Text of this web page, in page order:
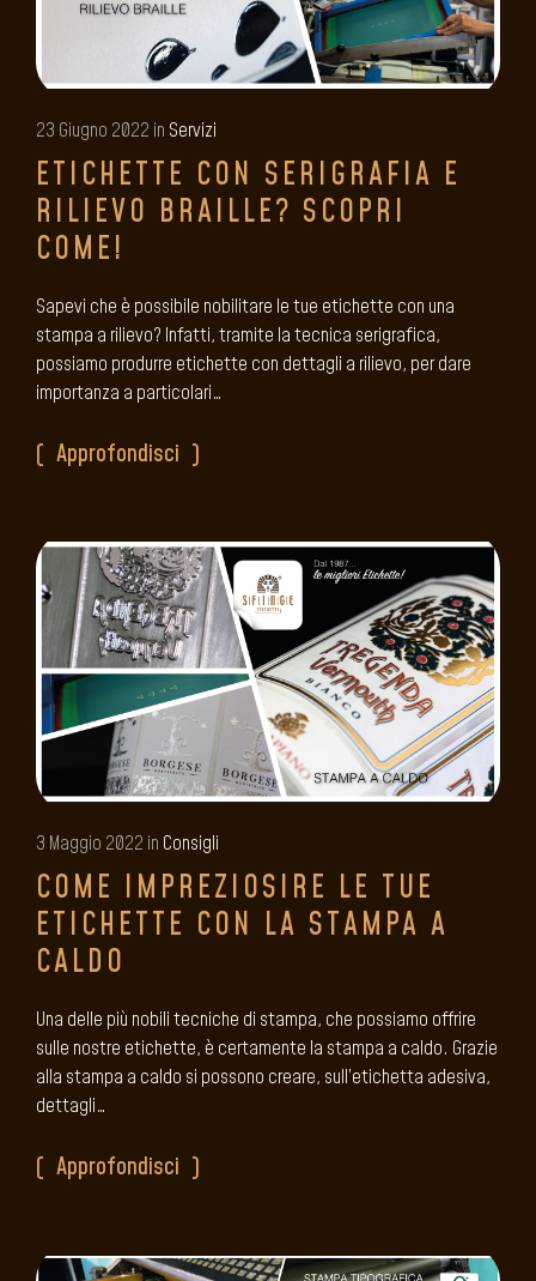
23 Giugno 2022 in Servizi
ETICHETTE CON SERIGRAFIA E
RILIEVO BRAILLE? SCOPRI
COME!
Sapevi che è possibile nobilitare le tue etichette con una
stampa a rilievo? Infatti, tramite la tecnica serigrafica,
possiamo produrre etichette con dettagli a rilievo, per dare
importanza a particolari…
Approfondisci
3 Maggio 2022 in Consigli
COME IMPREZIOSIRE LE TUE
ETICHETTE CON LA STAMPA A
CALDO
Una delle più nobili tecniche di stampa, che possiamo offrire
sulle nostre etichette, è certamente la stampa a caldo. Grazie
alla stampa a caldo si possono creare, sull’etichetta adesiva,
dettagli…
Approfondisci